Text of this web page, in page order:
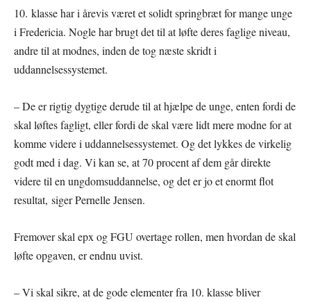
10. klasse har i årevis været et solidt springbræt for mange unge
i Fredericia. Nogle har brugt det til at løfte deres faglige niveau,
andre til at modnes, inden de tog næste skridt i
uddannelsessystemet.
– De er rigtig dygtige derude til at hjælpe de unge, enten fordi de
skal løftes fagligt, eller fordi de skal være lidt mere modne for at
komme videre i uddannelsessystemet. Og det lykkes de virkelig
godt med i dag. Vi kan se, at 70 procent af dem går direkte
videre til en ungdomsuddannelse, og det er jo et enormt flot
resultat, siger Pernelle Jensen.
Fremover skal epx og FGU overtage rollen, men hvordan de skal
løfte opgaven, er endnu uvist.
– Vi skal sikre, at de gode elementer fra 10. klasse bliver